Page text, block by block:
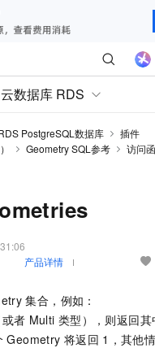
云数据库 RDS
PostgreSQL数据库
插件
Geometry SQL参考
访问
产品详情
集合，例如：
者 Multi 类型），则返回其
Geometry 将返回 1，其他